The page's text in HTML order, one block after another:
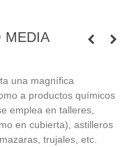
MEDIA
una magnífica
a productos químicos
emplea en talleres,
en cubierta), astilleros
trujales, etc.